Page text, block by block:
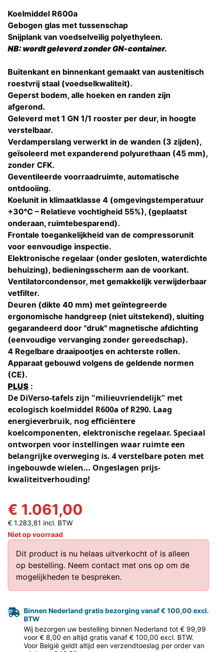
Koelmiddel R600a
Gebogen glas met tussenschap
Snijplank van voedselveilig polyethyleen.
NB: wordt geleverd zonder GN-container.
Buitenkant en binnenkant gemaakt van austenitisch
roestvrij staal (voedselkwaliteit).
Geperst bodem, alle hoeken en randen zijn
afgerond.
Geleverd met 1 GN 1/1 rooster per deur, in hoogte
verstelbaar.
Verdamperslang verwerkt in de wanden (3 zijden),
geïsoleerd met expanderend polyurethaan (45 mm),
zonder CFK.
Geventileerde voorraadruimte, automatische
ontdooiing.
Koelunit in klimaatklasse 4 (omgevingstemperatuur
+30°C – Relatieve vochtigheid 55%), (geplaatst
onderaan, ruimtebesparend).
Frontale toegankelijkheid van de compressorunit
voor eenvoudige inspectie.
Elektronische regelaar (onder gesloten, waterdichte
behuizing), bedieningsscherm aan de voorkant.
Ventilatorcondensor, met gemakkelijk verwijderbaar
vetfilter.
Deuren (dikte 40 mm) met geïntegreerde
ergonomische handgreep (niet uitstekend), sluiting
gegarandeerd door "druk" magnetische afdichting
(eenvoudige vervanging zonder gereedschap).
4 Regelbare draaipootjes en achterste rollen.
Apparaat gebouwd volgens de geldende normen
(CE).
PLUS :
De DiVerso-tafels zijn "milieuvriendelijk" met
ecologisch koelmiddel R600a of R290. Laag
energieverbruik, nog efficiëntere
koelcomponenten, elektronische regelaar. Speciaal
ontworpen voor instellingen waar ruimte een
belangrijke overweging is. 4 verstelbare poten met
ingebouwde wielen... Ongeslagen prijs-
kwaliteitverhouding!
€ 1.061,00
€ 1.283,81 incl. BTW
Niet op voorraad
Dit product is nu helaas uitverkocht of is alleen
op bestelling. Neem contact met ons op om de
mogelijkheden te bespreken.
Binnen Nederland gratis bezorging vanaf € 100,00 excl.
BTW
Wij bezorgen uw bestelling binnen Nederland tot € 99,99
voor € 8,00 en altijd gratis vanaf € 100,00 excl. BTW.
Voor België geldt altijd een verzendtoeslag per order van